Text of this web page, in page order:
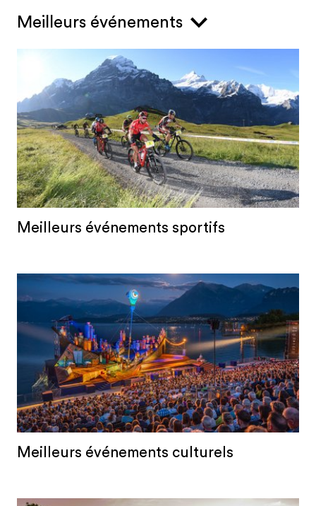
Meilleurs événements
Meilleurs événements sportifs
Meilleurs événements culturels